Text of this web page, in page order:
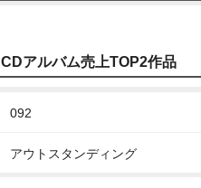
CDアルバム売上TOP2作品
092
アウトスタンディング